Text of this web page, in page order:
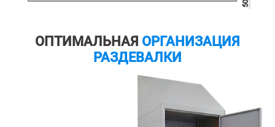
ОПТИМАЛЬНАЯ ОРГАНИЗАЦИЯ
РАЗДЕВАЛКИ